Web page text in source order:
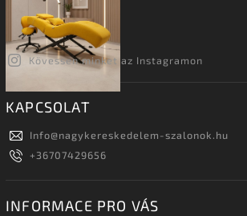
Kövessen minket az Instagramon
KAPCSOLAT
Info@nagykereskedelem-szalonok.hu
+36707429656
INFORMACE PRO VÁS